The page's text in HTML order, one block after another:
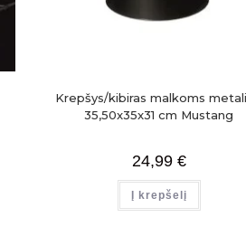
Krepšys/kibiras malkoms
35,50x35x31 cm Mustang
24,99 €
Į krepšelį